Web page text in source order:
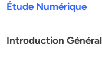
Étude Numérique
Introduction